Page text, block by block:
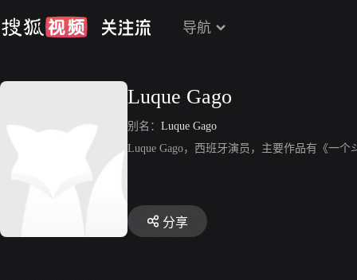
导航
Luque Gago
别名： Luque Gago
Luque Gago，西班牙演员，主要作品有《一个
分享